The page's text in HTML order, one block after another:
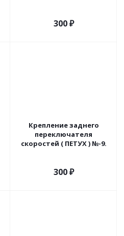
300₽
Крепление заднего
переключателя
скоростей ( ПЕТУХ ) №-9.
300₽